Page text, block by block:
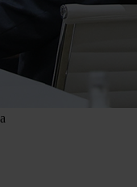
quienes pueden
haya hecho de sus